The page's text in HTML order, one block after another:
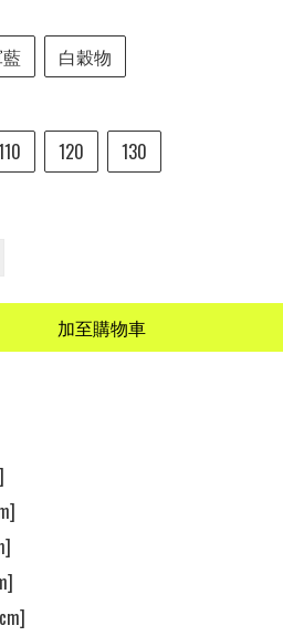
白穀物
120 130
加至購物車